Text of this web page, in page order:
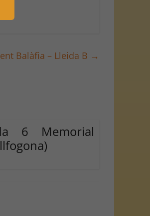
Balàfia – Lleida B →
6 Memorial